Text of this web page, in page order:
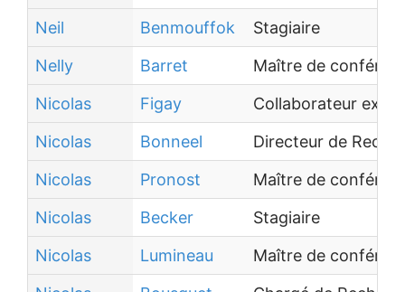
Neil
Benmouffok
Stagiaire
Nelly
Barret
Maître de
Nicolas
Figay
Collaborateur
Nicolas
Bonneel
Directeur de
Nicolas
Pronost
Maître de
Nicolas
Becker
Stagiaire
Nicolas
Lumineau
Maître de